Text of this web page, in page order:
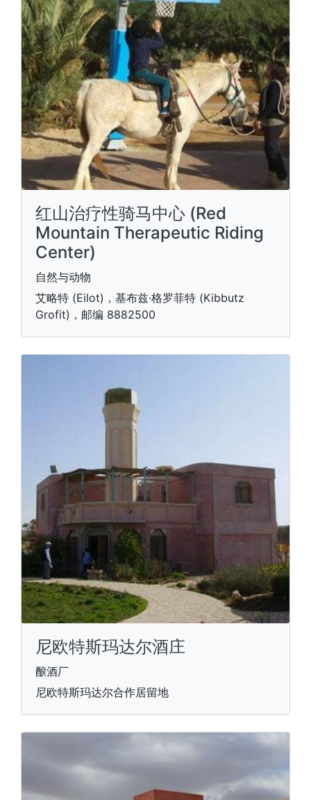
红山治疗性骑马中心 (Red
Mountain Therapeutic Riding
Center)
自然与动物
艾略特 (Eilot)，基布兹·格罗菲特 (Kibbutz
Grofit)，邮编 8882500
尼欧特斯玛达尔酒庄
酿酒厂
尼欧特斯玛达尔合作居留地